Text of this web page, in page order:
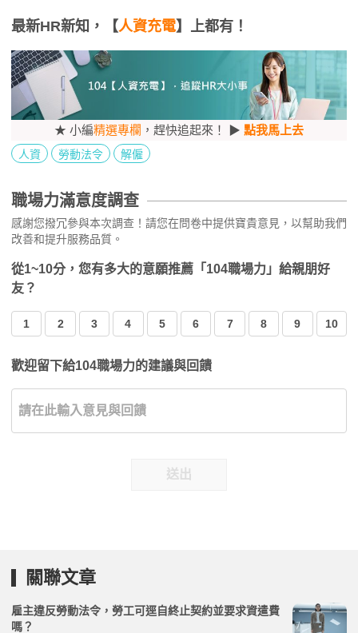
最新HR新知，【人資充電】上都有！
★ 小編精選專欄 ，趕快追起來！ ▶ 點我馬上去
人資 勞動法令 解僱
職場力滿意度調查
感謝您撥冗參與本次調查！請您在問卷中提供寶貴意見，以幫助我們
改善和提升服務品質。
從1~10分，您有多大的意願推薦「104職場力」給親朋好
友？
1 2 3 4 5 6 7 8 9 10
歡迎留下給104職場力的建議與回饋
送出
關聯文章
雇主違反勞動法令，勞工可逕自終止契約並要求資遣費
嗎？